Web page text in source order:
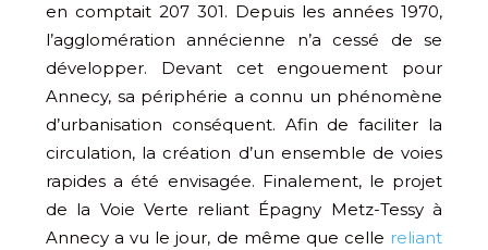
en comptait 207 301. Depuis les années 1970,
l’agglomération annécienne n’a cessé de se
développer. Devant cet engouement pour
Annecy, sa périphérie a connu un phénomène
d’urbanisation conséquent. Afin de faciliter la
circulation, la création d’un ensemble de voies
rapides a été envisagée. Finalement, le projet
de la Voie Verte reliant Épagny Metz-Tessy à
Annecy a vu le jour, de même que celle reliant